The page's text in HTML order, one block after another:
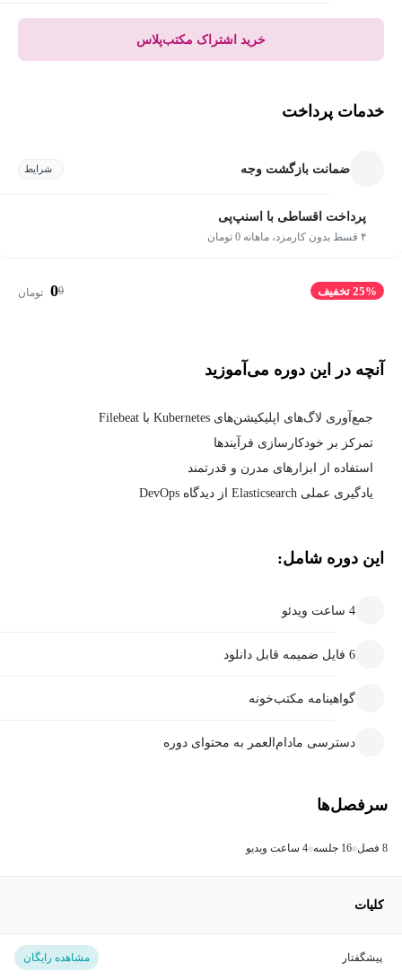
خرید اشتراک مکتب‌پلاس
خدمات پرداخت
ضمانت بازگشت وجه شرایط
پرداخت اقساطی با اسنپ‌پی
۴ قسط بدون کارمزد، ماهانه 0 تومان
25% تخفیف 0
0 تومان
آنچه در این دوره می‌آموزید
جمع‌آوری لاگ‌های اپلیکیشن‌های Kubernetes با Filebeat
تمرکز بر خودکارسازی فرآیندها
استفاده از ابزارهای مدرن و قدرتمند
یادگیری عملی Elasticsearch از دیدگاه DevOps
این دوره شامل:
4 ساعت ویدئو
6 فایل ضمیمه قابل دانلود
گواهینامه مکتب‌خونه
دسترسی مادام‌العمر به محتوای دوره
سرفصل‌ها
8 فصل 16 جلسه 4 ساعت ویدیو
کلیات
پیشگفتار مشاهده رایگان